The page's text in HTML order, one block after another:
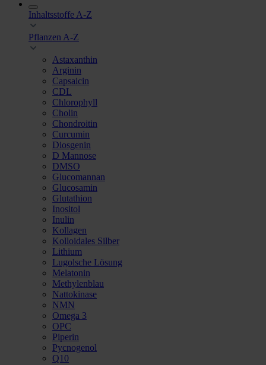
Inhaltsstoffe A-Z
Pflanzen A-Z
Astaxanthin
Arginin
Capsaicin
CDL
Chlorophyll
Cholin
Chondroitin
Curcumin
Diosgenin
D Mannose
DMSO
Glucomannan
Glucosamin
Glutathion
Inositol
Inulin
Kollagen
Kolloidales Silber
Lithium
Lugolsche Lösung
Melatonin
Methylenblau
Nattokinase
NMN
Omega 3
OPC
Piperin
Pycnogenol
Q10